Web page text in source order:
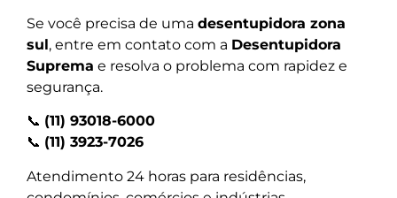
Se você precisa de uma desentupidora zona
sul, entre em contato com a Desentupidora
Suprema e resolva o problema com rapidez e
segurança.
📞 (11) 93018-6000
📞 (11) 3923-7026
Atendimento 24 horas para residências,